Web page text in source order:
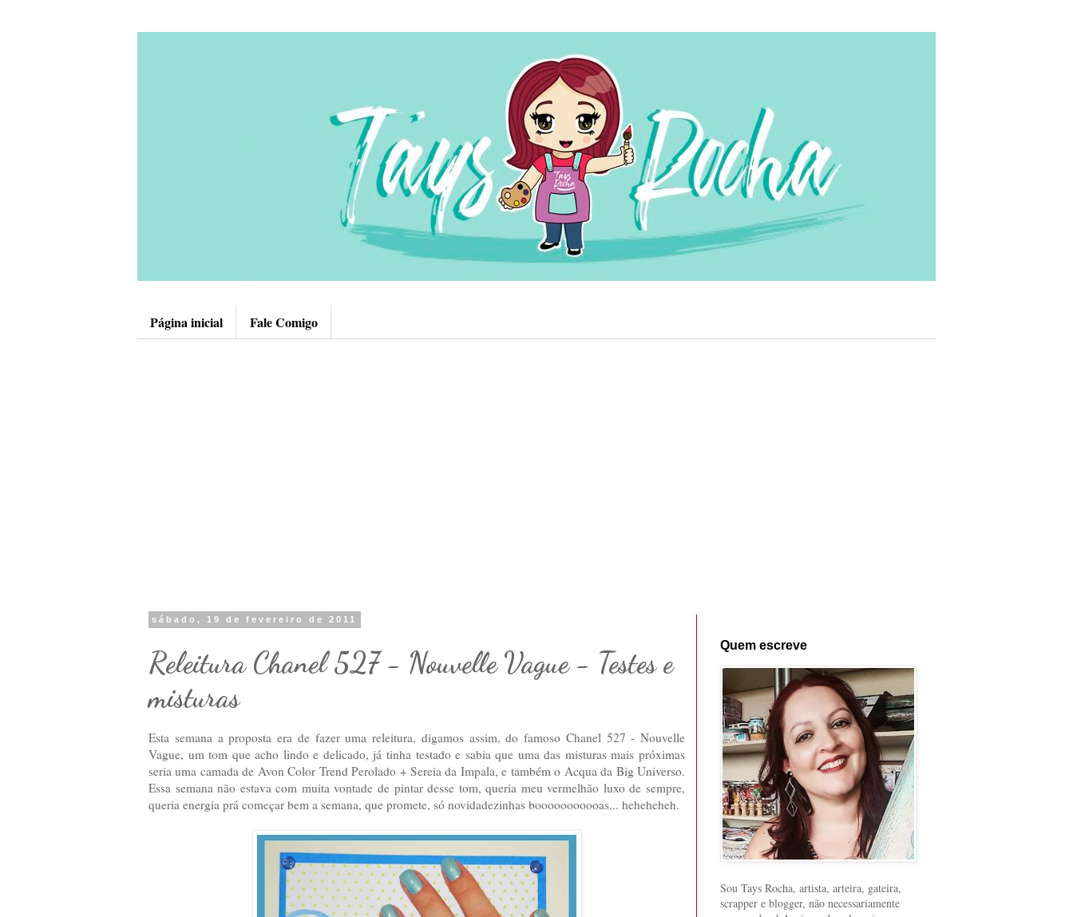
Página inicial Fale Comigo
sábado, 19 de fevereiro de 2011
Releitura Chanel 527 - Nouvelle Vague - Testes e
misturas
Esta semana a proposta era de fazer uma releitura, digamos assim, do famoso Chanel 527 - Nouvelle
Vague, um tom que acho lindo e delicado, já tinha testado e sabia que uma das misturas mais próximas
seria uma camada de Avon Color Trend Perolado + Sereia da Impala, e também o Acqua da Big Universo.
Essa semana não estava com muita vontade de pintar desse tom, queria meu vermelhão luxo de sempre,
queria energia prá começar bem a semana, que promete, só novidadezinhas booooooooooas... heheheheh.
Quem escreve
Sou Tays Rocha, artista, arteira, gateira,
scrapper e blogger, não necessariamente